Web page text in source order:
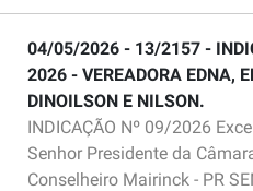
04/05/2026 - 13/2157 -
2026 - VEREADORA EDNA,
DINOILSON E NILSON.
INDICAÇÃO Nº 09/2026
Senhor Presidente da
Conselheiro Mairinck - PR